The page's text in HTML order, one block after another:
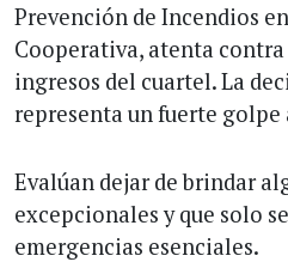
Prevención de Incendios
Cooperativa, atenta
ingresos del cuartel. La
representa un fuerte golpe
Evalúan dejar de brindar
excepcionales y que solo
emergencias esenciales.